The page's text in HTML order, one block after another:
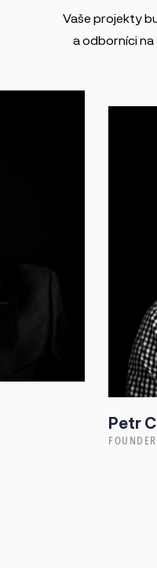
Vaše projekty
a odborníci na
Petr